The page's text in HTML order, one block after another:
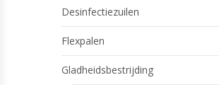
Desinfectiezuilen
Flexpalen
Gladheidsbestrijding